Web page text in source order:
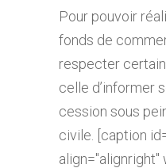
Pour pouvoir
fonds de
respecter
celle d’informer
cession sous
civile. [caption
align="alignright"